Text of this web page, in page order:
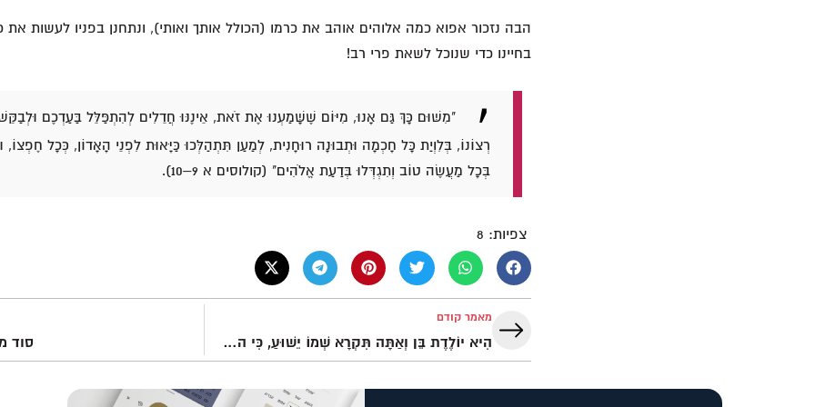
הבה נזכור אפוא כמה אלוהים אוהב את כרמו (הכולל אותך ואותי), ונתחנן בפניו לעשות את
בחיינו כדי שנוכל לשאת פרי רב!
"מִשּׁוּם כָּךְ גַּם אָנוּ, מִיּוֹם שֶׁשָּׁמַעְנוּ אֶת זֹאת, אֵינֶנּוּ חֲדֵלִים לְהִתְפַּלֵּל בַּעַדְכֶם
רְצוֹנוֹ, בְּלִוְיַת כָּל חָכְמָה וּתְבוּנָה רוּחָנִית, לְמַעַן תִּתְהַלְּכוּ כַּיָּאוּת לִפְנֵי הָאָדוֹן, כְּכָל חֶפְצוֹ,
בְּכָל מַעֲשֶׂה טוֹב וְתִגְדְּלוּ בְּדַעַת אֱלֹהִים" (קולוסים א 9–10).
צפיות: 8
מאמר קודם
הִיא יוֹלֶדֶת בֵּן וְאַתָּה תִּקְרָא שְׁמוֹ יֵשׁוּעַ, כִּי הוּא יוֹשִׁיעַ אֶת עַמּוֹ מֵחַטֹּאתֵיהֶם – מתי א 21 סוד